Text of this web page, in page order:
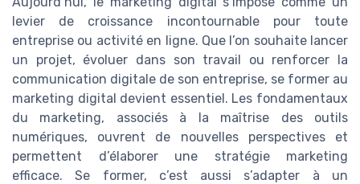
levier de croissance incontournable pour toute
entreprise ou activité en ligne. Que l’on souhaite lancer
un projet, évoluer dans son travail ou renforcer la
communication digitale de son entreprise, se former au
marketing digital devient essentiel. Les fondamentaux
du marketing, associés à la maîtrise des outils
numériques, ouvrent de nouvelles perspectives et
permettent d’élaborer une stratégie marketing
efficace. Se former, c’est aussi s’adapter à un